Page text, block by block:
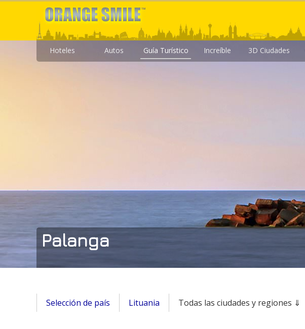
Hoteles Autos Guía Turístico Increíble 3D Ciudades
Palanga
Selección de país Lituania Todas las ciudades y regiones ⇓